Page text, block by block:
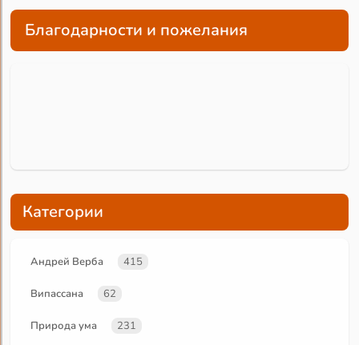
Благодарности и пожелания
Категории
Андрей Верба 415
Випассана 62
Природа ума 231